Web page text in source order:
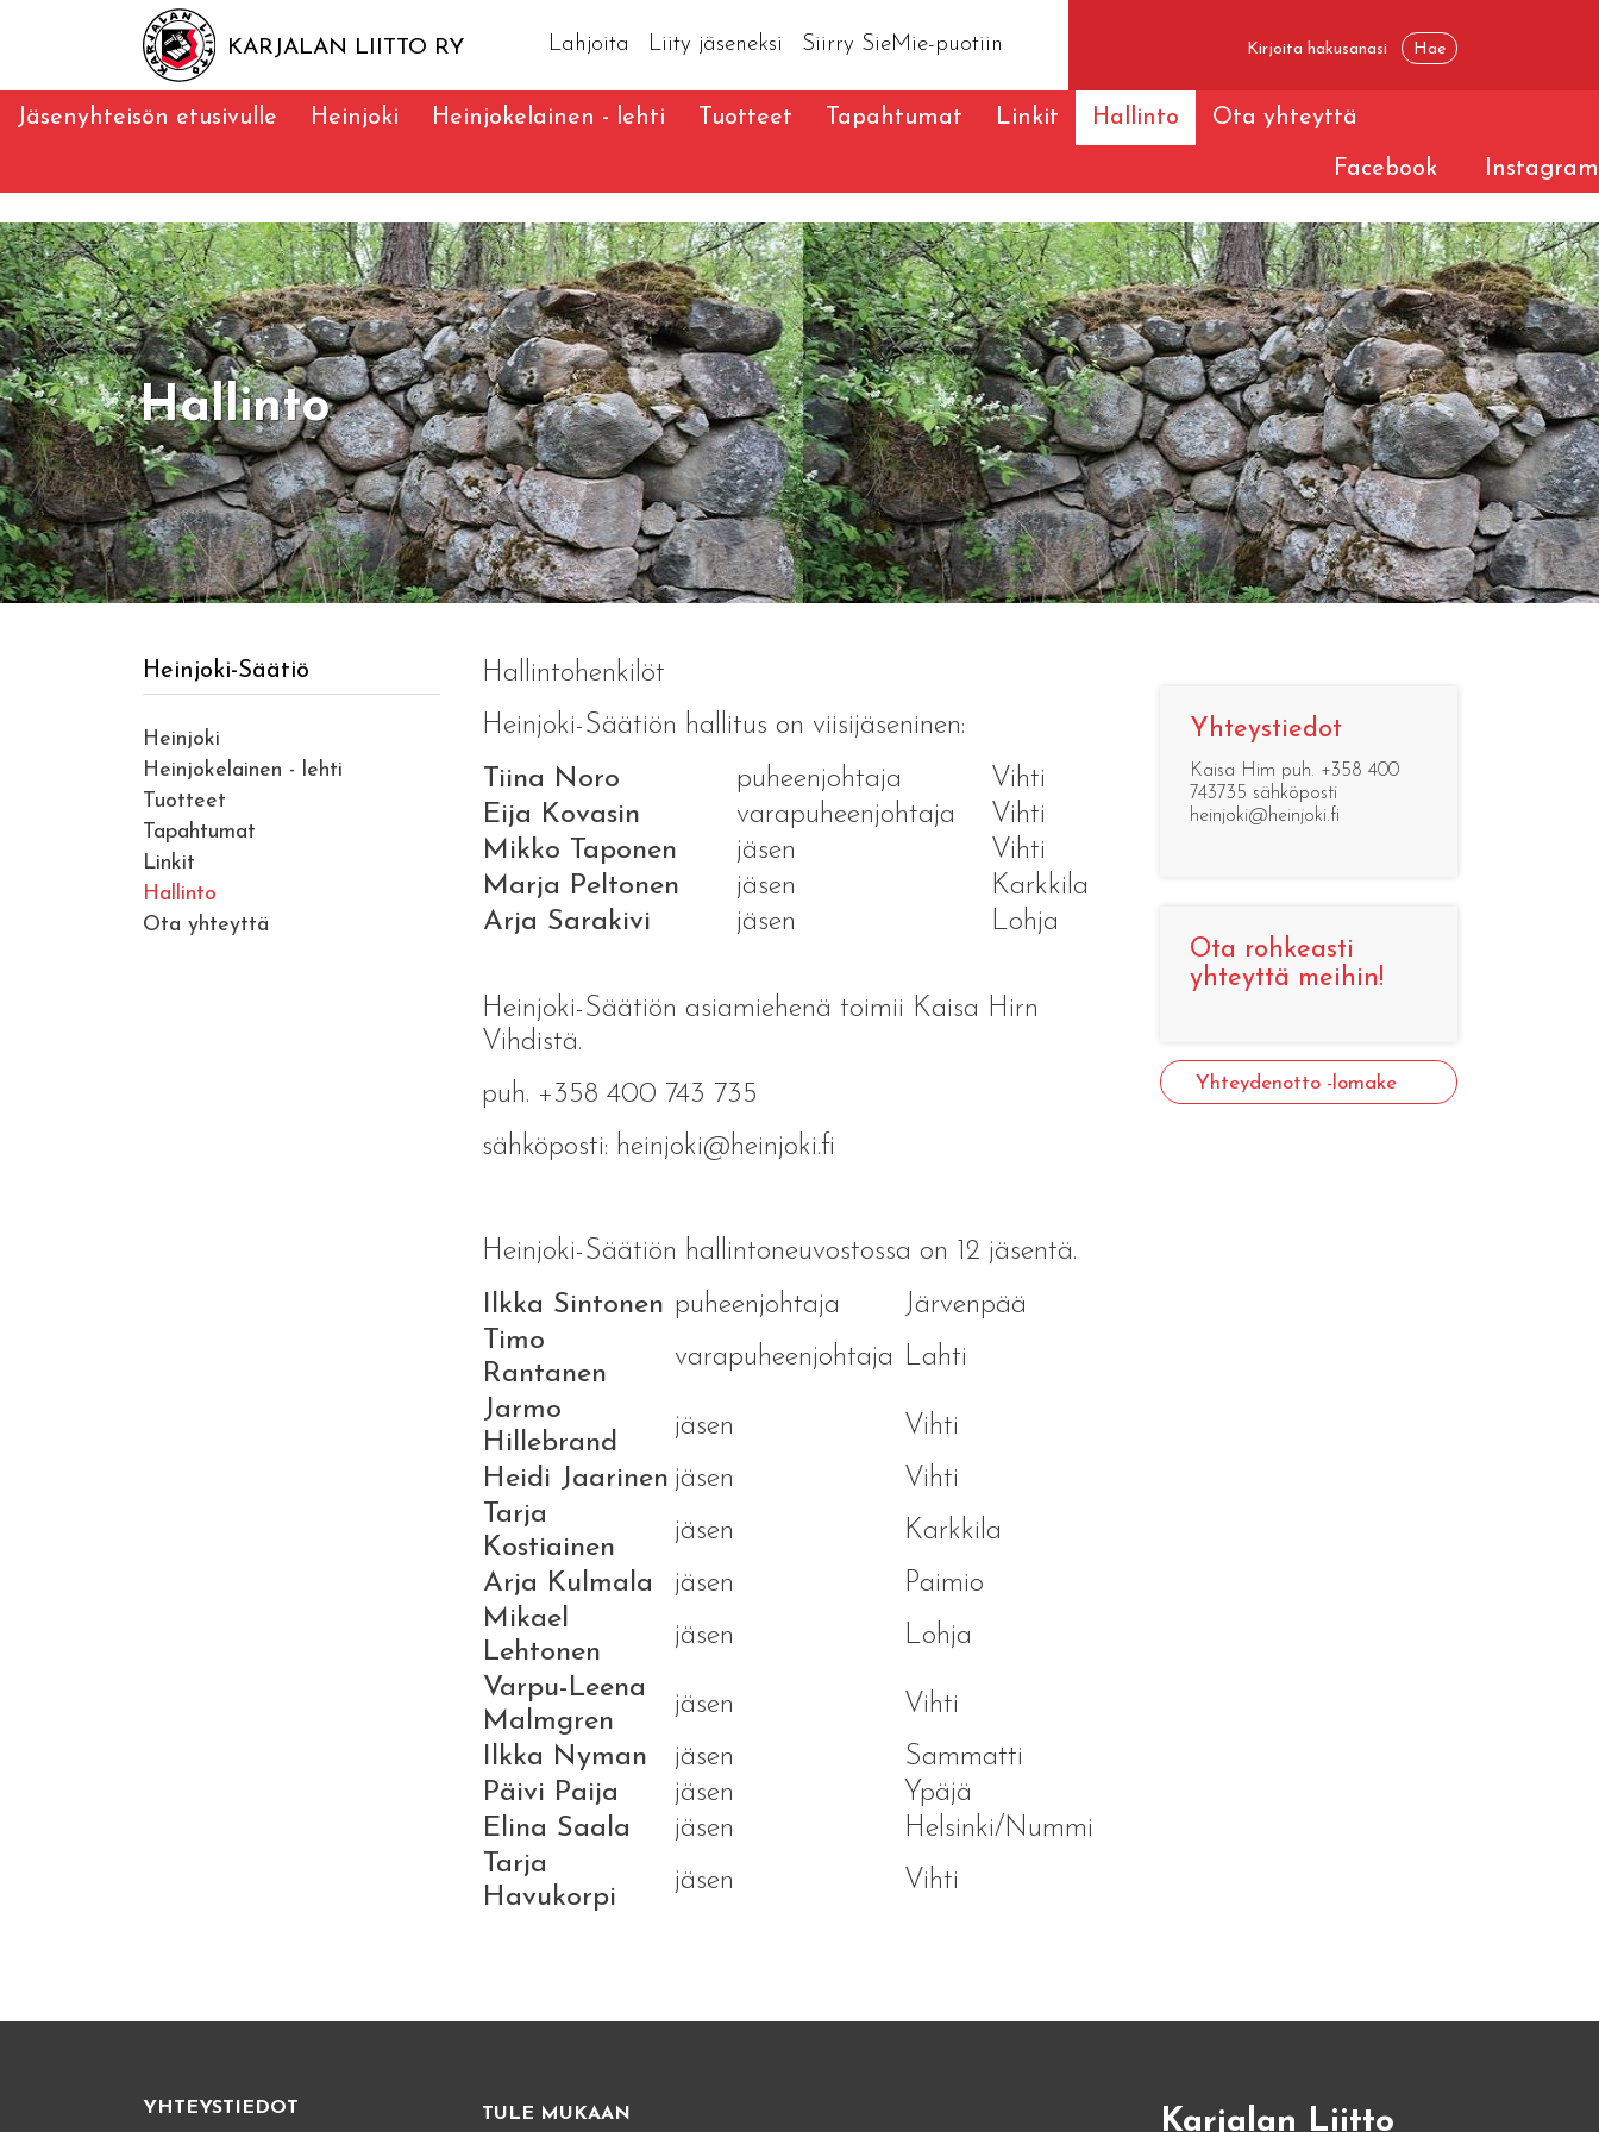
KARJALAN LIITTO RY Lahjoita Liity jäseneksi Siirry SieMie-puotiin
Jäsenyhteisön etusivulle Heinjoki Heinjokelainen - lehti Tuotteet Tapahtumat Linkit Hallinto Ota yhteyttä
Facebook Instagram
Hallinto
Heinjoki-Säätiö
Heinjoki
Heinjokelainen - lehti
Tuotteet
Tapahtumat
Linkit
Hallinto
Ota yhteyttä
Hallintohenkilöt
Heinjoki-Säätiön hallitus on viisijäseninen:
Tiina Noro
puheenjohtaja
Vihti
Eija Kovasin
varapuheenjohtaja
Vihti
Mikko Taponen
jäsen
Vihti
Marja Peltonen
jäsen
Karkkila
Arja Sarakivi
jäsen Lohja
Heinjoki-Säätiön asiamiehenä toimii Kaisa Hirn
Vihdistä.
puh. +358 400 743 735
sähköposti: heinjoki@heinjoki.fi
Heinjoki-Säätiön hallintoneuvostossa on 12 jäsentä.
Ilkka Sintonen puheenjohtaja
Järvenpää
Timo
Rantanen
varapuheenjohtaja Lahti
Jarmo
Hillebrand
jäsen
Vihti
Heidi Jaarinen jäsen
Vihti
Tarja
Kostiainen
jäsen
Karkkila
Arja Kulmala
jäsen
Paimio
Mikael
Lehtonen
jäsen
Lohja
Varpu-Leena
Malmgren
jäsen
Vihti
Ilkka Nyman
jäsen
Sammatti
Päivi Paija
jäsen
Ypäjä
Elina Saala
jäsen
Helsinki/Nummi
Tarja
Havukorpi
jäsen Vihti
Yhteystiedot
Kaisa Him puh. +358 400
743735 sähköposti
heinjoki@heinjoki.fi
Ota rohkeasti
yhteyttä meihin!
Yhteydenotto -lomake
YHTEYSTIEDOT TULE MUKAAN Karjalan Liitto